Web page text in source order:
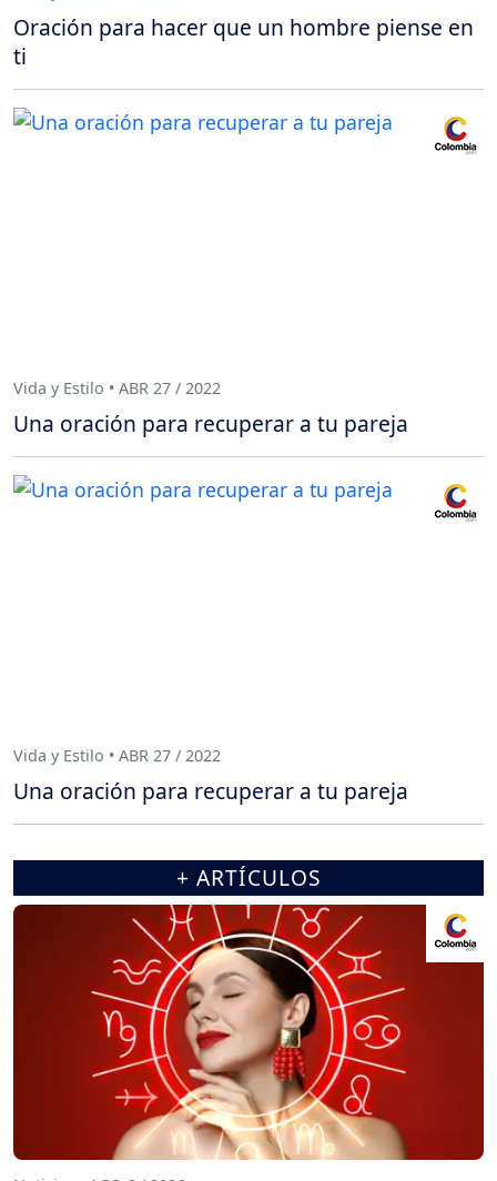
Oración para hacer que un hombre piense en
ti
Vida y Estilo • ABR 27 / 2022
Una oración para recuperar a tu pareja
Vida y Estilo • ABR 27 / 2022
Una oración para recuperar a tu pareja
+ ARTÍCULOS